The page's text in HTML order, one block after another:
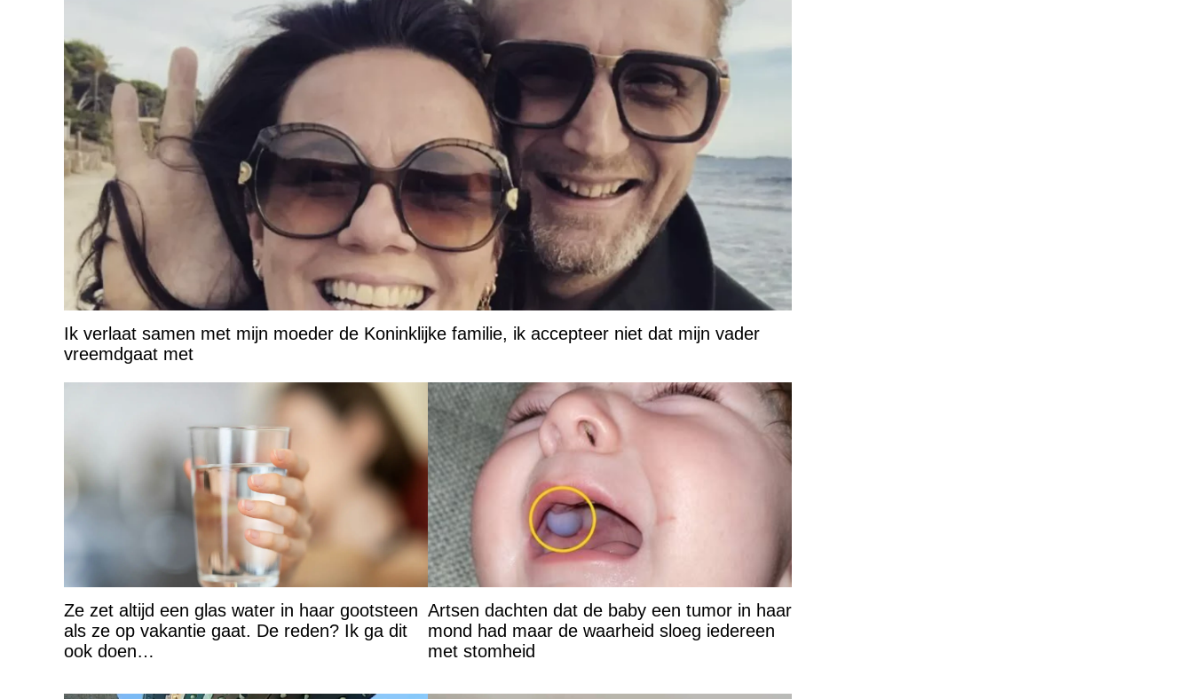
Ik verlaat samen met mijn moeder de Koninklijke familie, ik accepteer niet dat mijn vader
vreemdgaat met
Ze zet altijd een glas water in haar gootsteen
als ze op vakantie gaat. De reden? Ik ga dit
ook doen…
Artsen dachten dat de baby een tumor in haar
mond had maar de waarheid sloeg iedereen
met stomheid